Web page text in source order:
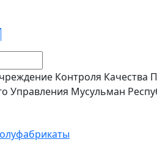
Контроля Качества
Управления Мусульман